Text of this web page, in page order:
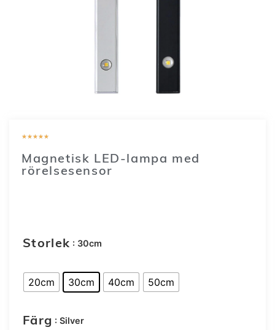
★★★★★
Magnetisk LED-lampa med
rörelsesensor
Storlek : 30cm
20cm 30cm 40cm 50cm
Färg : Silver